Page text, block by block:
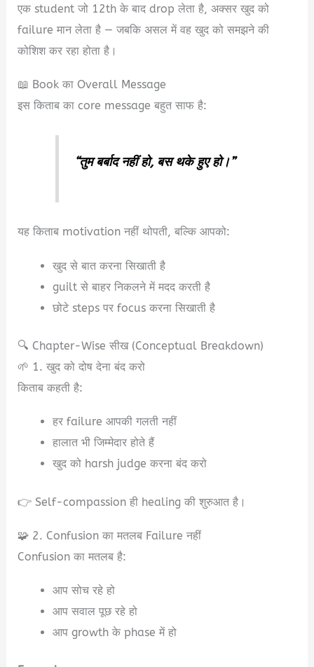
एक student जो 12th के बाद drop लेता है, अक्सर खुद को
failure मान लेता है — जबकि असल में वह खुद को समझने की
कोशिश कर रहा होता है।
📖 Book का Overall Message
इस किताब का core message बहुत साफ है:
“तुम बर्बाद नहीं हो, बस थके हुए हो।”
यह किताब motivation नहीं थोपती, बल्कि आपको:
खुद से बात करना सिखाती है
guilt से बाहर निकलने में मदद करती है
छोटे steps पर focus करना सिखाती है
🔍 Chapter-Wise सीख (Conceptual Breakdown)
🌱 1. खुद को दोष देना बंद करो
किताब कहती है:
हर failure आपकी गलती नहीं
हालात भी जिम्मेदार होते हैं
खुद को harsh judge करना बंद करो
👉 Self-compassion ही healing की शुरुआत है।
🧩 2. Confusion का मतलब Failure नहीं
Confusion का मतलब है:
आप सोच रहे हो
आप सवाल पूछ रहे हो
आप growth के phase में हो